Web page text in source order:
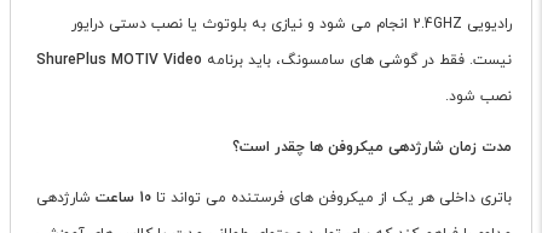
رادیویی
2.4GHZ
انجام می شود و نیازی به بلوتوث یا نصب دستی درایور
نیست. فقط در گوشی های سامسونگ، باید برنامه ShurePlus MOTIV Video
نصب شود.
مدت زمان شارژدهی میکروفن ها چقدر است؟
باتری داخلی هر یک از میکروفن های فرستنده می تواند تا 10 ساعت
شارژدهی